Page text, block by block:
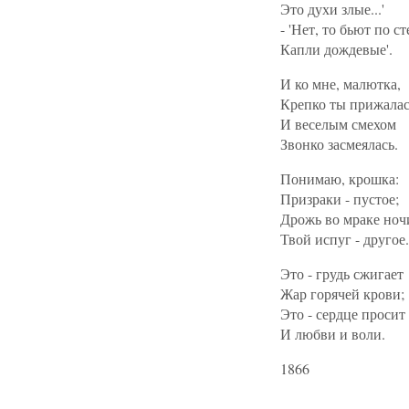
Это духи злые...'
- 'Нет, то бьют по
Капли дождевые'.
И ко мне, малютка,
Крепко ты
И веселым смехом
Звонко засмеялась.
Понимаю, крошка:
Призраки - пустое;
Дрожь во мраке
Твой испуг -
Это - грудь сжигает
Жар горячей крови;
Это - сердце просит
И любви и воли.
1866